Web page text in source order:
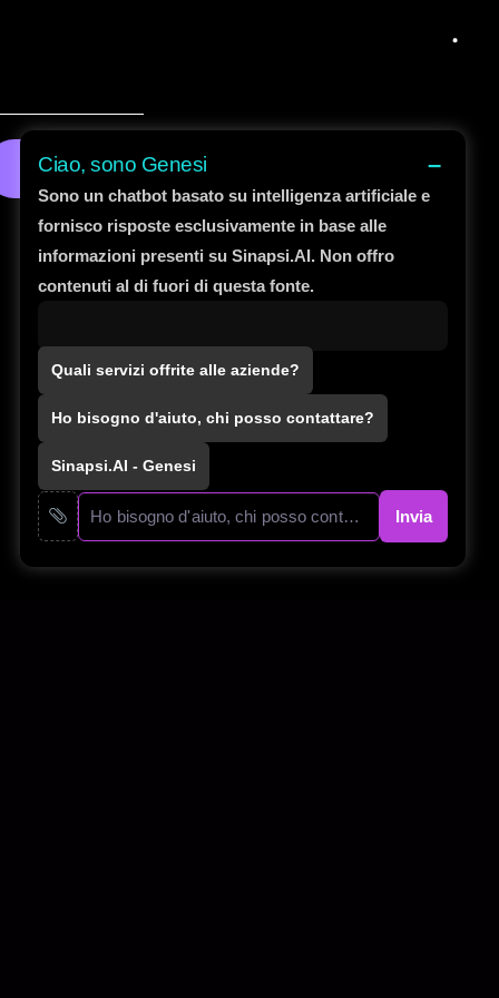
Analizza
Ciao, sono Genesi –
Sono un chatbot basato su intelligenza artificiale e
fornisco risposte esclusivamente in base alle
informazioni presenti su Sinapsi.AI. Non offro
contenuti al di fuori di questa fonte.
Quali servizi offrite alle aziende?
Ho bisogno d'aiuto, chi posso contattare?
Sinapsi.AI - Genesi
Invia